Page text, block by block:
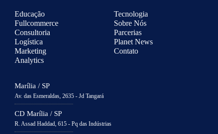
Educação
Fullcommerce
Consultoria
Logística
Marketing
Analytics
Tecnologia
Sobre Nós
Parcerias
Planet News
Contato
Marília / SP
Av. das Esmeraldas, 2635 - Jd Tangará
CD Marília / SP
R. Assad Haddad, 615 - Pq das Indústrias